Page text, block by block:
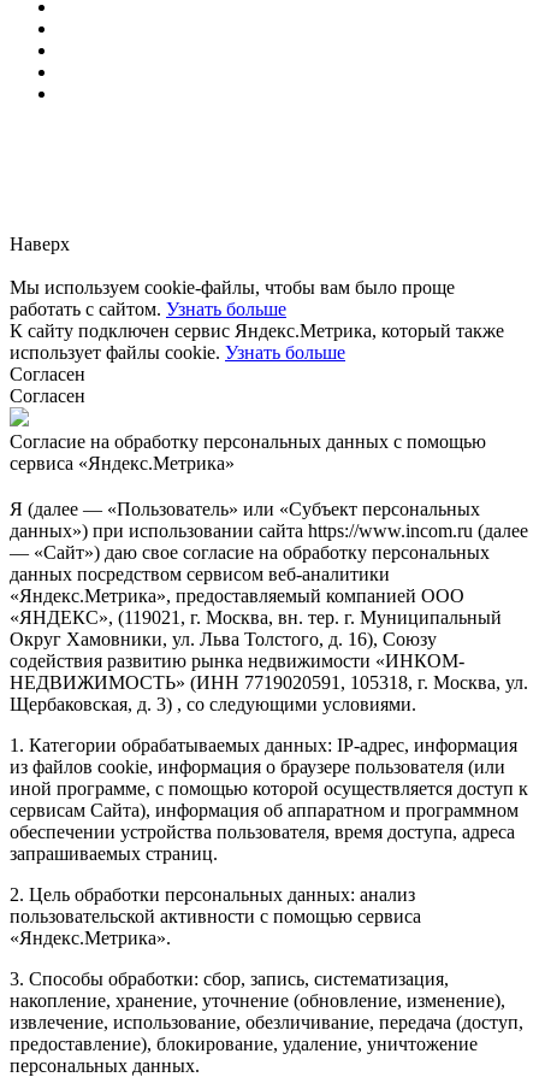
Наверх
Мы используем cookie-файлы, чтобы вам было проще
работать с сайтом. Узнать больше
К сайту подключен сервис Яндекс.Метрика, который также
использует файлы cookie. Узнать больше
Согласен
Согласен
Согласие на обработку персональных данных с помощью
сервиса «Яндекс.Метрика»
Я (далее — «Пользователь» или «Субъект персональных
данных») при использовании сайта https://www.incom.ru (далее
— «Сайт») даю свое согласие на обработку персональных
данных посредством сервисом веб-аналитики
«Яндекс.Метрика», предоставляемый компанией ООО
«ЯНДЕКС», (119021, г. Москва, вн. тер. г. Муниципальный
Округ Хамовники, ул. Льва Толстого, д. 16), Союзу
содействия развитию рынка недвижимости «ИНКОМ-
НЕДВИЖИМОСТЬ» (ИНН 7719020591, 105318, г. Москва, ул.
Щербаковская, д. 3) , со следующими условиями.
1. Категории обрабатываемых данных: IP-адрес, информация
из файлов cookie, информация о браузере пользователя (или
иной программе, с помощью которой осуществляется доступ к
сервисам Сайта), информация об аппаратном и программном
обеспечении устройства пользователя, время доступа, адреса
запрашиваемых страниц.
2. Цель обработки персональных данных: анализ
пользовательской активности с помощью сервиса
«Яндекс.Метрика».
3. Способы обработки: сбор, запись, систематизация,
накопление, хранение, уточнение (обновление, изменение),
извлечение, использование, обезличивание, передача (доступ,
предоставление), блокирование, удаление, уничтожение
персональных данных.